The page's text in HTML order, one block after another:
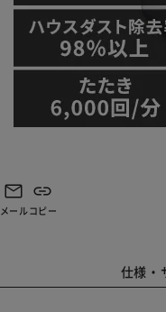
メールコピー
仕様・